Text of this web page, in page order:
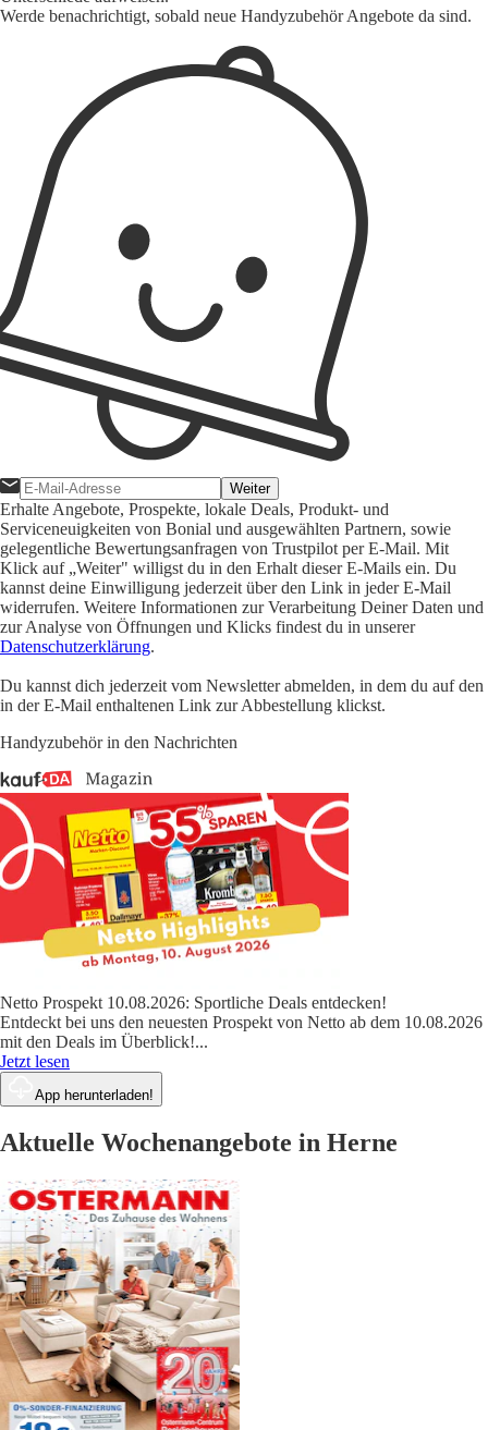
Werde benachrichtigt, sobald neue Handyzubehör Angebote da sind.
Weiter
Erhalte Angebote, Prospekte, lokale Deals, Produkt- und
Serviceneuigkeiten von Bonial und ausgewählten Partnern, sowie
gelegentliche Bewertungsanfragen von Trustpilot per E-Mail. Mit
Klick auf „Weiter" willigst du in den Erhalt dieser E-Mails ein. Du
kannst deine Einwilligung jederzeit über den Link in jeder E-Mail
widerrufen. Weitere Informationen zur Verarbeitung Deiner Daten und
zur Analyse von Öffnungen und Klicks findest du in unserer
Datenschutzerklärung.
Du kannst dich jederzeit vom Newsletter abmelden, in dem du auf den
in der E-Mail enthaltenen Link zur Abbestellung klickst.
Handyzubehör in den Nachrichten
Netto Prospekt 10.08.2026: Sportliche Deals entdecken!
Entdeckt bei uns den neuesten Prospekt von Netto ab dem 10.08.2026
mit den Deals im Überblick!...
Jetzt lesen
App herunterladen!
Aktuelle Wochenangebote in Herne